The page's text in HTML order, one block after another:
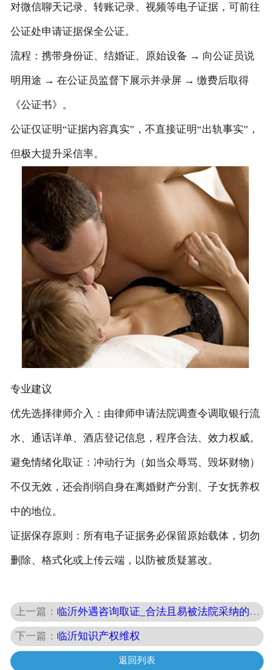
对微信聊天记录、转账记录、视频等电子证据，可前往‌
公证处申请证据保全公证‌。
流程：携带身份证、结婚证、原始设备 → 向公证员说
明用途 → 在公证员监督下展示并录屏 → 缴费后取得
《公证书》。
公证仅证明“证据内容真实”，不直接证明“出轨事实”，
但极大提升采信率。
专业建议‌
‌优先选择律师介入‌：由律师申请法院调查令调取银行流
水、通话详单、酒店登记信息，程序合法、效力权威。
‌避免情绪化取证‌：冲动行为（如当众辱骂、毁坏财物）
不仅无效，还会削弱自身在离婚财产分割、子女抚养权
中的地位。
‌证据保存原则‌：所有电子证据务必‌保留原始载体‌，切勿
删除、格式化或上传云端，以防被质疑篡改。
上一篇： 临沂外遇咨询取证_​合法且易被法院采纳的证据类型
下一篇： 临沂知识产权维权
返回列表